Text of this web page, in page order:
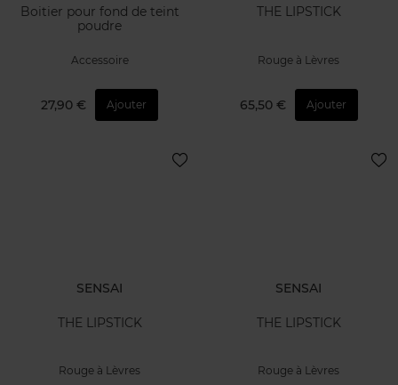
Boitier pour fond de teint
poudre
Accessoire
27,90 € Ajouter
THE LIPSTICK
Rouge à Lèvres
65,50 € Ajouter
SENSAI
THE LIPSTICK
Rouge à Lèvres
SENSAI
THE LIPSTICK
Rouge à Lèvres